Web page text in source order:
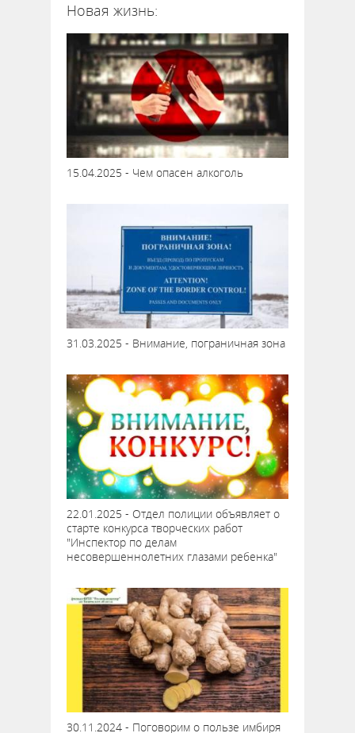
Новая жизнь:
15.04.2025 - Чем опасен алкоголь
31.03.2025 - Внимание, пограничная зона
22.01.2025 - Отдел полиции объявляет о
старте конкурса творческих работ
"Инспектор по делам
несовершеннолетних глазами ребенка"
30.11.2024 - Поговорим о пользе имбиря